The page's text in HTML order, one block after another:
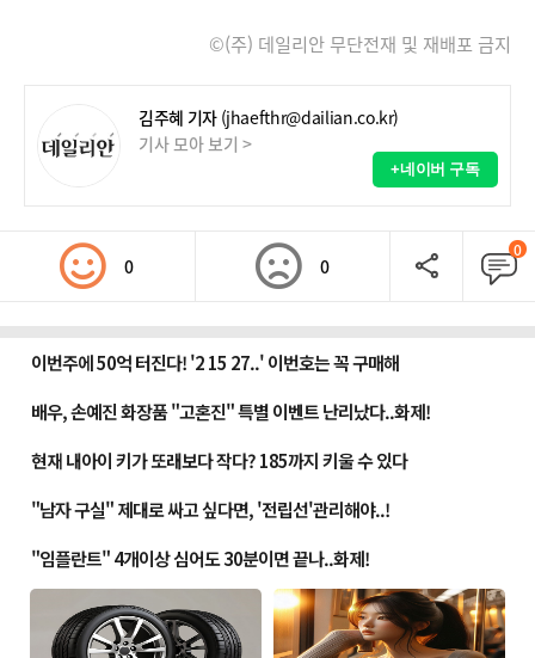
©(주) 데일리안 무단전재 및 재배포 금지
김주혜 기자 (jhaefthr@dailian.co.kr)
기사 모아 보기 >
+네이버 구독
0 0
0